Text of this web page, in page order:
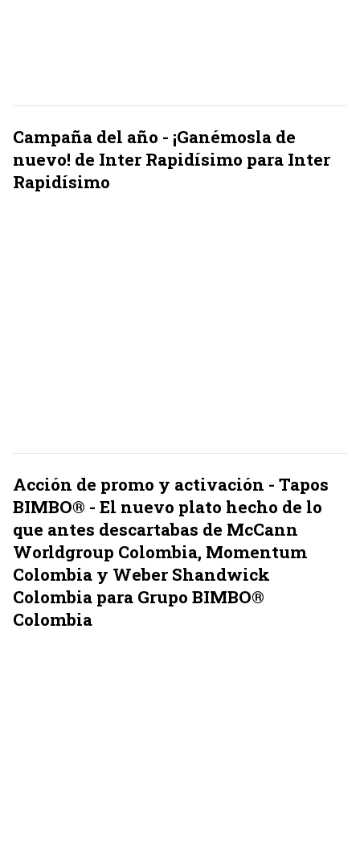
Campaña del año - ¡Ganémosla de
nuevo! de Inter Rapidísimo para Inter
Rapidísimo
Acción de promo y activación - Tapos
BIMBO® - El nuevo plato hecho de lo
que antes descartabas de McCann
Worldgroup Colombia, Momentum
Colombia y Weber Shandwick
Colombia para Grupo BIMBO®
Colombia